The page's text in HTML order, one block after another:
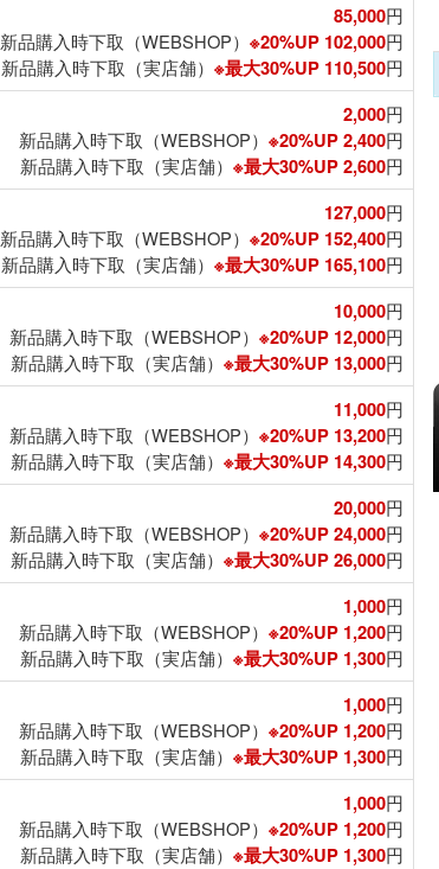
85,000円
新品購入時下取（WEBSHOP） ※20%UP 102,000円
新品購入時下取（実店舗） ※最大30%UP 110,500円
2,000円
新品購入時下取（WEBSHOP） ※20%UP 2,400円
新品購入時下取（実店舗） ※最大30%UP 2,600円
127,000円
新品購入時下取（WEBSHOP） ※20%UP 152,400円
新品購入時下取（実店舗） ※最大30%UP 165,100円
10,000円
新品購入時下取（WEBSHOP） ※20%UP 12,000円
新品購入時下取（実店舗） ※最大30%UP 13,000円
11,000円
新品購入時下取（WEBSHOP） ※20%UP 13,200円
新品購入時下取（実店舗） ※最大30%UP 14,300円
20,000円
新品購入時下取（WEBSHOP） ※20%UP 24,000円
新品購入時下取（実店舗） ※最大30%UP 26,000円
1,000円
新品購入時下取（WEBSHOP） ※20%UP 1,200円
新品購入時下取（実店舗） ※最大30%UP 1,300円
1,000円
新品購入時下取（WEBSHOP） ※20%UP 1,200円
新品購入時下取（実店舗） ※最大30%UP 1,300円
1,000円
新品購入時下取（WEBSHOP） ※20%UP 1,200円
新品購入時下取（実店舗） ※最大30%UP 1,300円